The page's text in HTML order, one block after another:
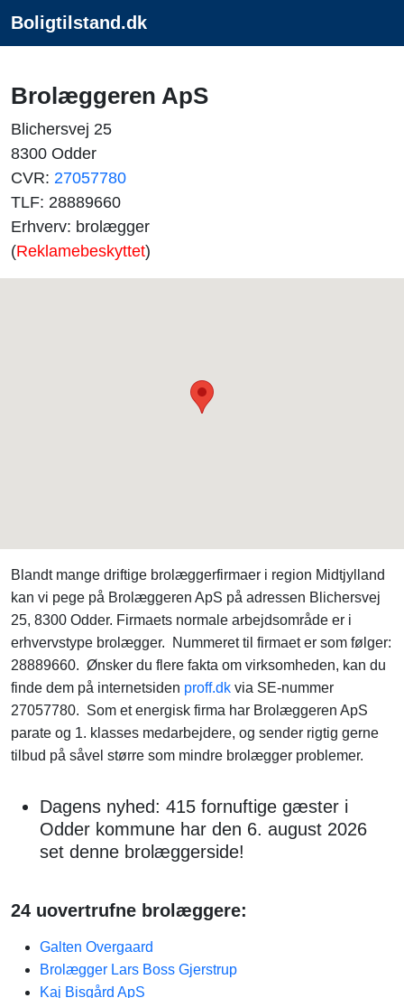
Boligtilstand.dk
Brolæggeren ApS
Blichersvej 25
8300 Odder
CVR: 27057780
TLF: 28889660
Erhverv: brolægger
(Reklamebeskyttet)
Blandt mange driftige brolæggerfirmaer i region Midtjylland
kan vi pege på Brolæggeren ApS på adressen Blichersvej
25, 8300 Odder. Firmaets normale arbejdsområde er i
erhvervstype brolægger. Nummeret til firmaet er som følger:
28889660. Ønsker du flere fakta om virksomheden, kan du
finde dem på internetsiden proff.dk via SE-nummer
27057780. Som et energisk firma har Brolæggeren ApS
parate og 1. klasses medarbejdere, og sender rigtig gerne
tilbud på såvel større som mindre brolægger problemer.
Dagens nyhed: 415 fornuftige gæster i
Odder kommune har den 6. august 2026
set denne brolæggerside!
24 uovertrufne brolæggere:
Galten Overgaard
Brolægger Lars Boss Gjerstrup
Kaj Bisgård ApS